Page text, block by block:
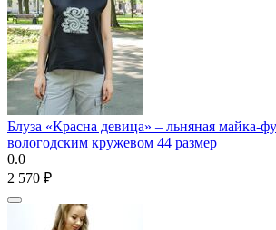
Блуза «Красна девица» – льняная майка-
вологодским кружевом 44 размер
0.0
2 570 ₽